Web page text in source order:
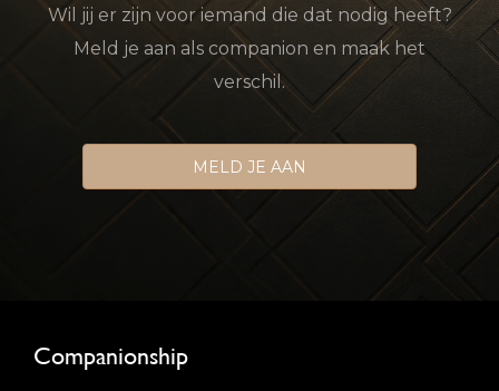
Wil jij er zijn voor iemand die dat nodig heeft?
Meld je aan als companion en maak het
verschil.
MELD JE AAN
Companionship